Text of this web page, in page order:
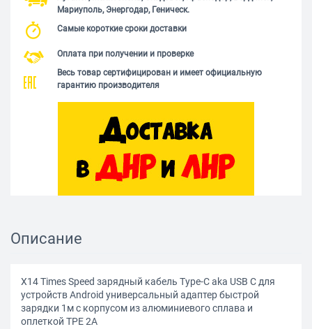
Мариуполь, Энергодар, Геническ.
Самые короткие сроки доставки
Оплата при получении и проверке
Весь товар сертифицирован и имеет официальную
гарантию производителя
Описание
X14 Times Speed зарядный кабель Type-C aka USB C для
устройств Android универсальный адаптер быстрой
зарядки 1м с корпусом из алюминиевого сплава и
оплеткой TPE 2A